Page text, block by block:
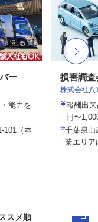
ー
能力を
101（本
損害調査
株式会社
報酬出
円〜
千葉県山
業エリア